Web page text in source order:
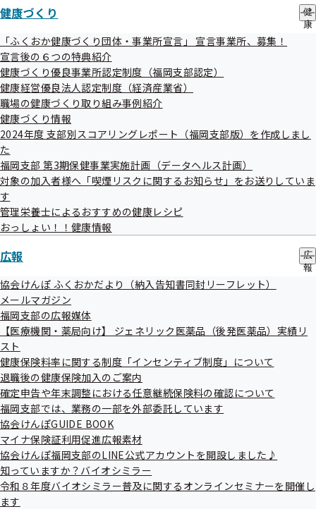
ュ
ー
健康づくり
健
康
ュ
「ふくおか健康づくり団体・事業所宣言」 宣言事業所、募集！
宣言後の６つの特典紹介
健康づくり優良事業所認定制度（福岡支部認定）
健康経営優良法人認定制度（経済産業省）
職場の健康づくり取り組み事例紹介
健康づくり情報
2024年度 支部別スコアリングレポート（福岡支部版）を作成しまし
た
福岡支部 第3期保健事業実施計画（データヘルス計画）
対象の加入者様へ「喫煙リスクに関するお知らせ」をお送りしていま
す
管理栄養士によるおすすめの健康レシピ
おっしょい！！健康情報
広報
広
報
ニ
協会けんぽ ふくおかだより（納入告知書同封リーフレット）
メールマガジン
福岡支部の広報媒体
【医療機関・薬局向け】 ジェネリック医薬品（後発医薬品）実績リ
スト
健康保険料率に関する制度「インセンティブ制度」について
退職後の健康保険加入のご案内
確定申告や年末調整における任意継続保険料の確認について
福岡支部では、業務の一部を外部委託しています
協会けんぽGUIDE BOOK
マイナ保険証利用促進広報素材
協会けんぽ福岡支部のLINE公式アカウントを開設しました♪
知っていますか？バイオシミラー
令和８年度バイオシミラー普及に関するオンラインセミナーを開催し
ます
Q. 協会けんぽの健診について誤っているものはどれでしょう。
①　生活習慣病予防健診や人間ドック健診にはがん検診が含まれてい
る
② 福岡支部の加入者は、協会けんぽが契約している健診機関であれ
ば県外でも受診ができる
③ 健診機関に予約する時点で健康保険の資格があれば、資格喪失後
（退職日の翌日以降）でも受診ができる
正解はメルマガの最後にて！
―――――――――――――――――――――――――――――――――――――
★　目次　★
１．	「電子申請サービス」をご利用ください
２．	令和８年度から健診がさらに充実！～よくある質問集～
３．　今月の健康情報
・管理栄養士によるおすすめ健康レシピ　～豚肉とキャベツの重ね蒸
し～
・おっしょい！！健康情報　～「健診について②　特定保健指導と
は」～
・「協会けんぽふくおかだより」の４月号をホームページに掲載しま
した
――――――――――――――――――――――――――――――――――――――
１．	「電子申請サービス」をご利用ください